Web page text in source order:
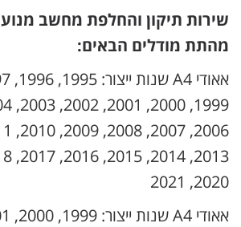
מהתת מודלים הבאים:
2020, 2021